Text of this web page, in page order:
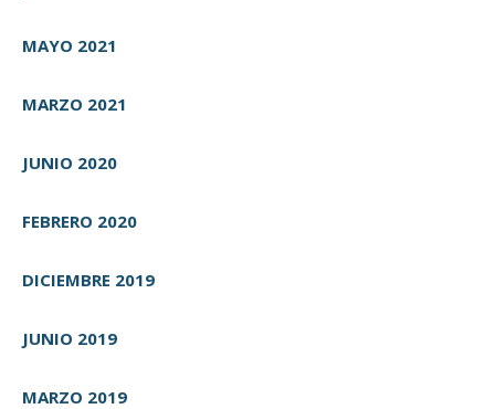
MAYO 2021
MARZO 2021
JUNIO 2020
FEBRERO 2020
DICIEMBRE 2019
JUNIO 2019
MARZO 2019